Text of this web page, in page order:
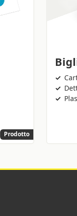
Prodotto